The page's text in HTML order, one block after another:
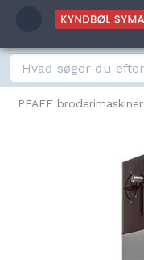
PFAFF broderimaskiner